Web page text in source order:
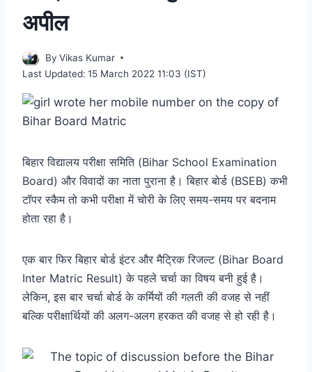
अपील
By Vikas Kumar
Last Updated: 15 March 2022 11:03 (IST)
बिहार विद्यालय परीक्षा समिति (Bihar School Examination
Board) और विवादों का नाता पुराना है। बिहार बोर्ड (BSEB) कभी
टॉपर स्कैम तो कभी परीक्षा में चोरी के लिए समय-समय पर बदनाम
होता रहा है।
एक बार फिर बिहार बोर्ड इंटर और मैट्रिक रिजल्ट (Bihar Board
Inter Matric Result) के पहले चर्चा का विषय बनी हुई है।
लेकिन, इस बार चर्चा बोर्ड के कर्मियों की गलती की वजह से नहीं
बल्कि परीक्षार्थियों की अलग-अलग हरकत की वजह से हो रही है।